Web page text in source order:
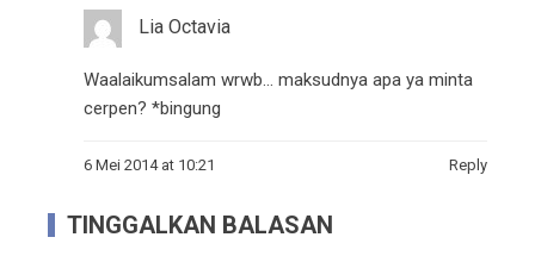
Lia Octavia
Waalaikumsalam wrwb… maksudnya apa ya minta
cerpen? *bingung
6 Mei 2014 at 10:21 Reply
TINGGALKAN BALASAN